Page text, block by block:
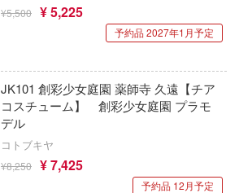
¥5,500 ¥ 5,225
予約品 2027年1月予定
JK101 創彩少女庭園 薬師寺 久遠【チア
コスチューム】 創彩少女庭園 プラモ
デル
コトブキヤ
¥8,250 ¥ 7,425
予約品 12月予定
弱キャラ友崎くん
終末トレインどこへいく?
ストライクウィッチーズ
MHモデルズ(ビーバーコーポレーション)
エムアイシー(M.i.C.)
HGW(ビーバーコーポレーション)
MSGM_Project
AKインタラクティブ(プラッツ)
AJMモデルス(バウマン)